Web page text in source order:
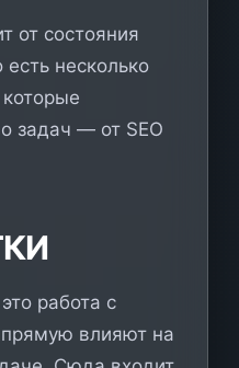
от состояния
несколько
задач — от SEO
работа с
влияют на